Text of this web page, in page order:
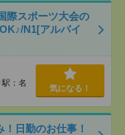
際スポーツ大会の
N1[アルバイ
：名
気になる！
日勤のお仕事！